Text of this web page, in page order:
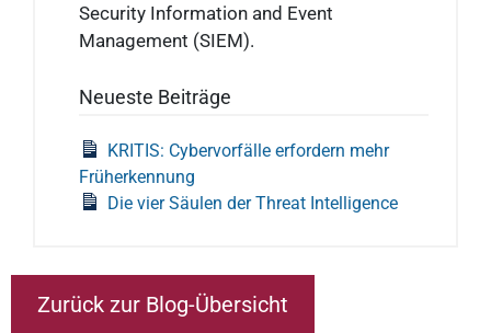
Security Information and Event
Management (SIEM).
Neueste Beiträge
KRITIS: Cybervorfälle erfordern mehr
Früherkennung
Die vier Säulen der Threat Intelligence
Zurück zur Blog-Übersicht